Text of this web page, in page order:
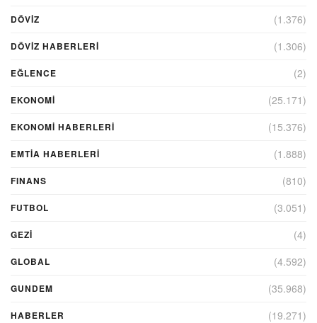
DÖVİZ (1.376)
DÖVIZ HABERLERI (1.306)
EĞLENCE (2)
EKONOMİ (25.171)
EKONOMI HABERLERI (15.376)
EMTIA HABERLERI (1.888)
FINANS (810)
FUTBOL (3.051)
GEZI (4)
GLOBAL (4.592)
GUNDEM (35.968)
HABERLER (19.271)